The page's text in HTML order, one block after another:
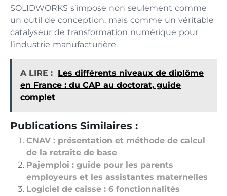
SOLIDWORKS s’impose non seulement comme
un outil de conception, mais comme un véritable
catalyseur de transformation numérique pour
l’industrie manufacturière.
A LIRE : Les différents niveaux de diplôme
en France : du CAP au doctorat, guide
complet
Publications Similaires :
CNAV : présentation et méthode de calcul
de la retraite de base
Pajemploi : guide pour les parents
employeurs et les assistantes maternelles
Logiciel de caisse : 6 fonctionnalités